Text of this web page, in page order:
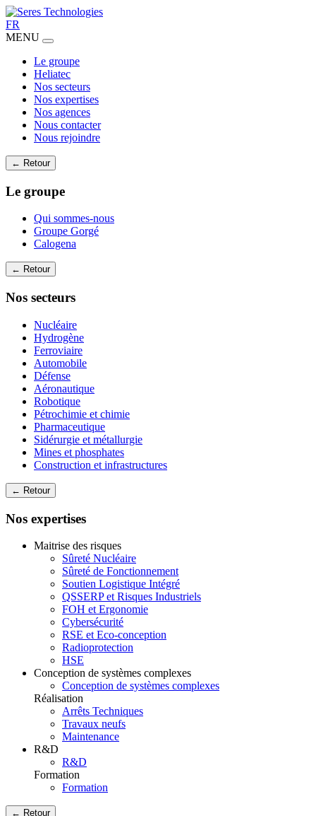
FR
MENU
Le groupe
Heliatec
Nos secteurs
Nos expertises
Nos agences
Nous contacter
Nous rejoindre
← Retour
Le groupe
Qui sommes-nous
Groupe Gorgé
Calogena
← Retour
Nos secteurs
Nucléaire
Hydrogène
Ferroviaire
Automobile
Défense
Aéronautique
Robotique
Pétrochimie et chimie
Pharmaceutique
Sidérurgie et métallurgie
Mines et phosphates
Construction et infrastructures
← Retour
Nos expertises
Maitrise des risques
Sûreté Nucléaire
Sûreté de Fonctionnement
Soutien Logistique Intégré
QSSERP et Risques Industriels
FOH et Ergonomie
Cybersécurité
RSE et Eco-conception
Radioprotection
HSE
Conception de systèmes complexes
Conception de systèmes complexes
Réalisation
Arrêts Techniques
Travaux neufs
Maintenance
R&D
R&D
Formation
Formation
← Retour